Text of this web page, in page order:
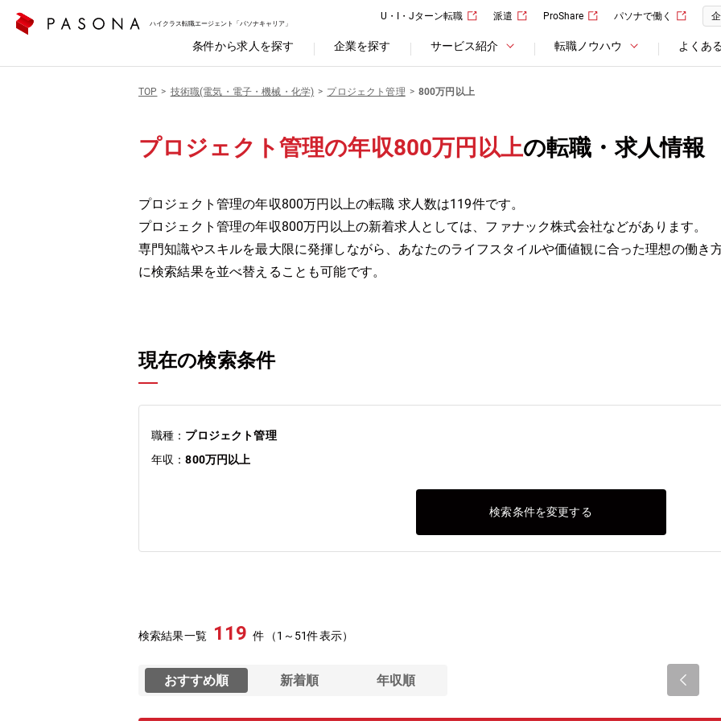
ハイクラス転職エージェント「パソナキャリア」
U・I・Jターン転職 派遣 ProShare パソナで働く
条件から求人を探す 企業を探す サービス紹介 転職ノウハウ よくあ
TOP 技術職(電気・電子・機械・化学) プロジェクト管理 800万円以上
プロジェクト管理の年収800万円以上の転職・求人情報
プロジェクト管理の年収800万円以上の転職 求人数は119件です。
プロジェクト管理の年収800万円以上の新着求人としては、ファナック株式会社などがあります。
専門知識やスキルを最大限に発揮しながら、あなたのライフスタイルや価値観に合った理想の働き
に検索結果を並べ替えることも可能です。
現在の検索条件
職種： プロジェクト管理
年収：800万円以上
検索条件を変更する
検索結果一覧 119 件（1～51件表示）
おすすめ順 新着順 年収順